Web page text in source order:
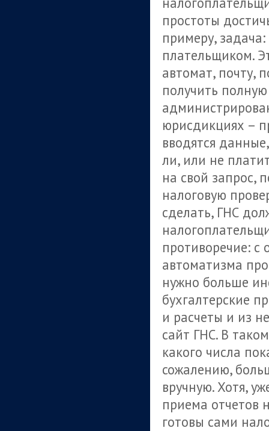
простоты
примеру,
плательщиком.
автомат, почту,
получить
юрисдикциях –
вводятся
ли, или не
на свой запрос,
налоговую
сделать, ГНС
противоречие: с
автоматизма
нужно больше
бухгалтерские
и расчеты и из
сайт ГНС. В
какого числа
сожалению,
вручную. Хотя,
приема отчетов
готовы сами